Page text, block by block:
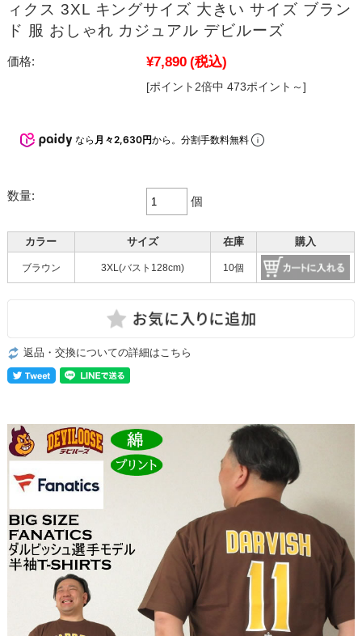
ィクス 3XL キングサイズ 大きい サイズ ブラン
ド 服 おしゃれ カジュアル デビルーズ
価格: ¥7,890 (税込)
[ポイント2倍中 473ポイント～]
なら 月々2,630円から。分割手数料無料
数量: 個
カラー サイズ 在庫 購入
ブラウン 3XL(バスト128cm) 10個
返品・交換についての詳細はこちら